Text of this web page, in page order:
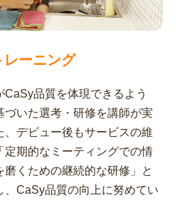
レーニング
品質を体現できるよう
づいた選考・研修を講師が実
、デビュー後もサービスの維
定期的なミーティングでの情
くための継続的な研修」と
、CaSy品質の向上に努めてい